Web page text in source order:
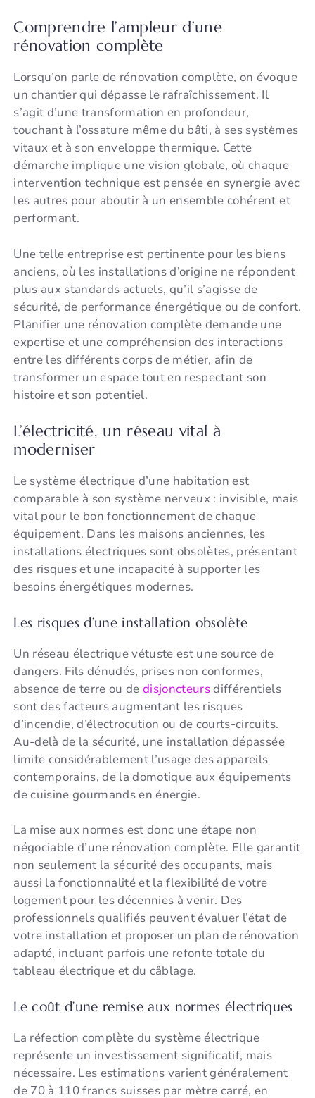
Comprendre l’ampleur d’une
rénovation complète
Lorsqu’on parle de rénovation complète, on évoque
un chantier qui dépasse le rafraîchissement. Il
s’agit d’une transformation en profondeur,
touchant à l’ossature même du bâti, à ses systèmes
vitaux et à son enveloppe thermique. Cette
démarche implique une vision globale, où chaque
intervention technique est pensée en synergie avec
les autres pour aboutir à un ensemble cohérent et
performant.
Une telle entreprise est pertinente pour les biens
anciens, où les installations d’origine ne répondent
plus aux standards actuels, qu’il s’agisse de
sécurité, de performance énergétique ou de confort.
Planifier une rénovation complète demande une
expertise et une compréhension des interactions
entre les différents corps de métier, afin de
transformer un espace tout en respectant son
histoire et son potentiel.
L’électricité, un réseau vital à
moderniser
Le système électrique d’une habitation est
comparable à son système nerveux : invisible, mais
vital pour le bon fonctionnement de chaque
équipement. Dans les maisons anciennes, les
installations électriques sont obsolètes, présentant
des risques et une incapacité à supporter les
besoins énergétiques modernes.
Les risques d’une installation obsolète
Un réseau électrique vétuste est une source de
dangers. Fils dénudés, prises non conformes,
absence de terre ou dedisjoncteursdifférentiels
sont des facteurs augmentant les risques
d’incendie, d’électrocution ou de courts-circuits.
Au-delà de la sécurité, une installation dépassée
limite considérablement l’usage des appareils
contemporains, de la domotique aux équipements
de cuisine gourmands en énergie.
La mise aux normes est donc une étape non
négociable d’une rénovation complète. Elle garantit
non seulement la sécurité des occupants, mais
aussi la fonctionnalité et la flexibilité de votre
logement pour les décennies à venir. Des
professionnels qualifiés peuvent évaluer l’état de
votre installation et proposer un plan de rénovation
adapté, incluant parfois une refonte totale du
tableau électrique et du câblage.
Le coût d’une remise aux normes électriques
La réfection complète du système électrique
représente un investissement significatif, mais
nécessaire. Les estimations varient généralement
de 70 à 110 francs suisses par mètre carré, en